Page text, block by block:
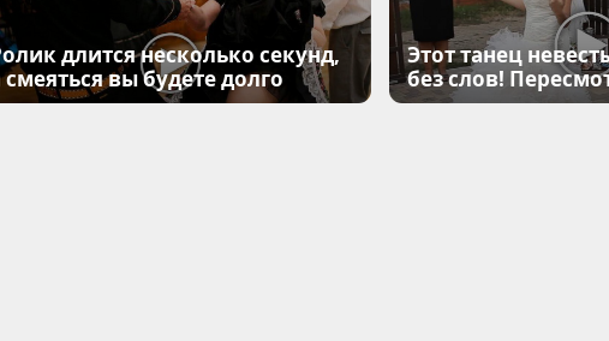
длится несколько секунд,
смеяться вы будете долго
Этот танец
без слов!